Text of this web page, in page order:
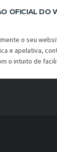
OFICIAL DO
o seu
e apelativa,
o intuito de